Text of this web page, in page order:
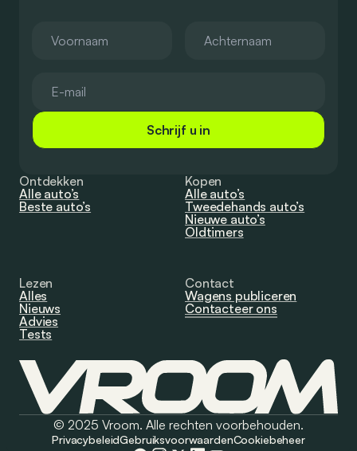
Schrijf u in
Ontdekken
Alle auto’s
Beste auto’s
Kopen
Alle auto’s
Tweedehands auto’s
Nieuwe auto’s
Oldtimers
Lezen
Alles
Nieuws
Advies
Tests
Contact
Wagens publiceren
Contacteer ons
© 2025 Vroom. Alle rechten voorbehouden.
PrivacybeleidGebruiksvoorwaardenCookiebeheer